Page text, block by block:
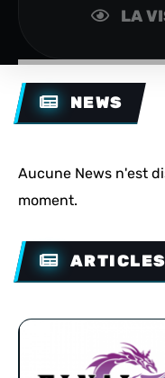
LA
NEWS
Aucune News n'est
moment.